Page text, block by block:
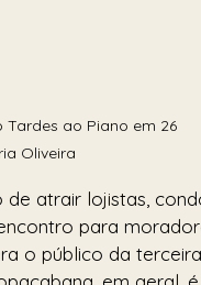
ao Piano em 26
Oliveira
de atrair lojistas,
para
o público da